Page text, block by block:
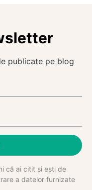
publicate pe blog
că ai citit și ești de
a datelor furnizate